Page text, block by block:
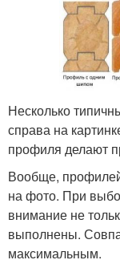
Несколько
справа на
профиля делают
Вообще,
на фото. При
внимание не
выполнены.
максимальным.